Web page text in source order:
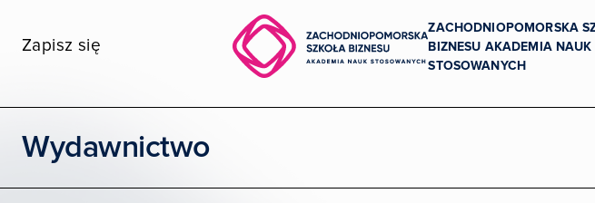
Zapisz się
ZACHODNIOPOMORSKA
BIZNESU AKADEMIA NAUK
STOSOWANYCH
Wydawnictwo